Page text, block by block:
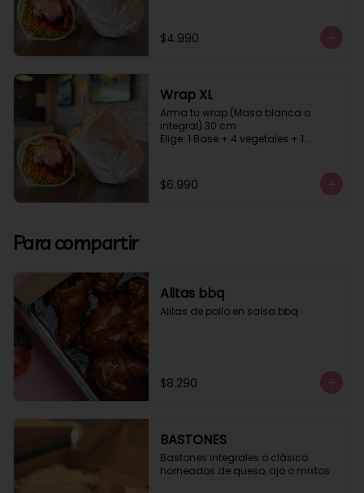
$4.990
Wrap XL
Arma tu wrap (Masa blanca o
integral) 30 cm
Elige: 1 Base + 4 vegetales + 1
$6.990
Para compartir
Alitas bbq
Alitas de pollo en salsa bbq
$8.290
BASTONES
Bastones integrales o clásico
horneados de queso, ajo o mixtos